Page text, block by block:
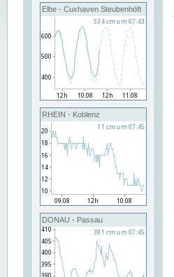
Elbe - Cuxhaven Steubenhöft
RHEIN - Koblenz
DONAU - Passau